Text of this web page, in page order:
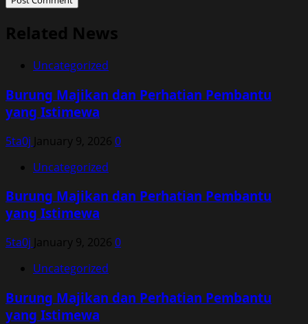
Related News
Uncategorized
Burung Majikan dan Perhatian Pembantu
yang Istimewa
5ta0j January 9, 2026 0
Uncategorized
Burung Majikan dan Perhatian Pembantu
yang Istimewa
5ta0j January 9, 2026 0
Uncategorized
Burung Majikan dan Perhatian Pembantu
yang Istimewa